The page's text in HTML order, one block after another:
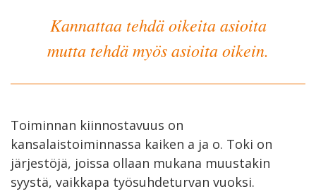
Kannattaa tehdä oikeita asioita
mutta tehdä myös asioita oikein.
Toiminnan kiinnostavuus on
kansalaistoiminnassa kaiken a ja o. Toki on
järjestöjä, joissa ollaan mukana muustakin
syystä, vaikkapa työsuhdeturvan vuoksi.